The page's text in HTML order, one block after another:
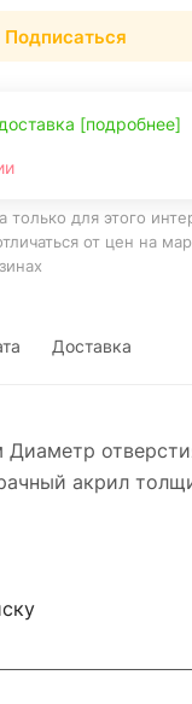
Подписаться
[подробнее]
только для этого
от цен на
Доставка
Диаметр
акрил